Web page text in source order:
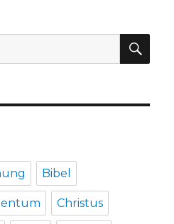
Fleischer,
2017
Bibel
Christus